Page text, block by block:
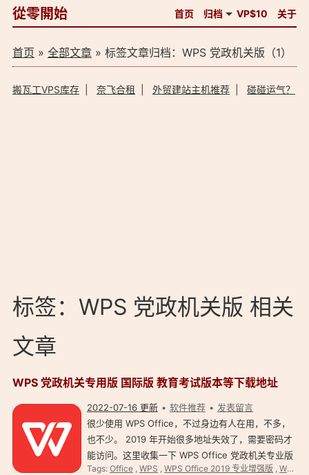
從零開始 首页 归档 VP$10 关于
首页 » 全部文章» 标签文章归档：WPS 党政机关版（1）
搬瓦工VPS库存| 奈飞合租 外贸建站主机推荐| 碰碰运气？
标签：WPS 党政机关版 相关
文章
WPS 党政机关专用版 国际版 教育考试版本等下载地址
2022-07-16 更新 软件推荐
发表留言
很少使用 WPS Office，不过身边有人在用，不多，
也不少。 2019 年开始很多地址失效了，需要密码才
能访问。这里收集一下 WPS Office 党政机关专业版
官方/备用下载地址，不定期更新。（免责申明：以下
Tags: Office, WPS , WPS Office 2019 专业增强版 , WPS 党政机关版